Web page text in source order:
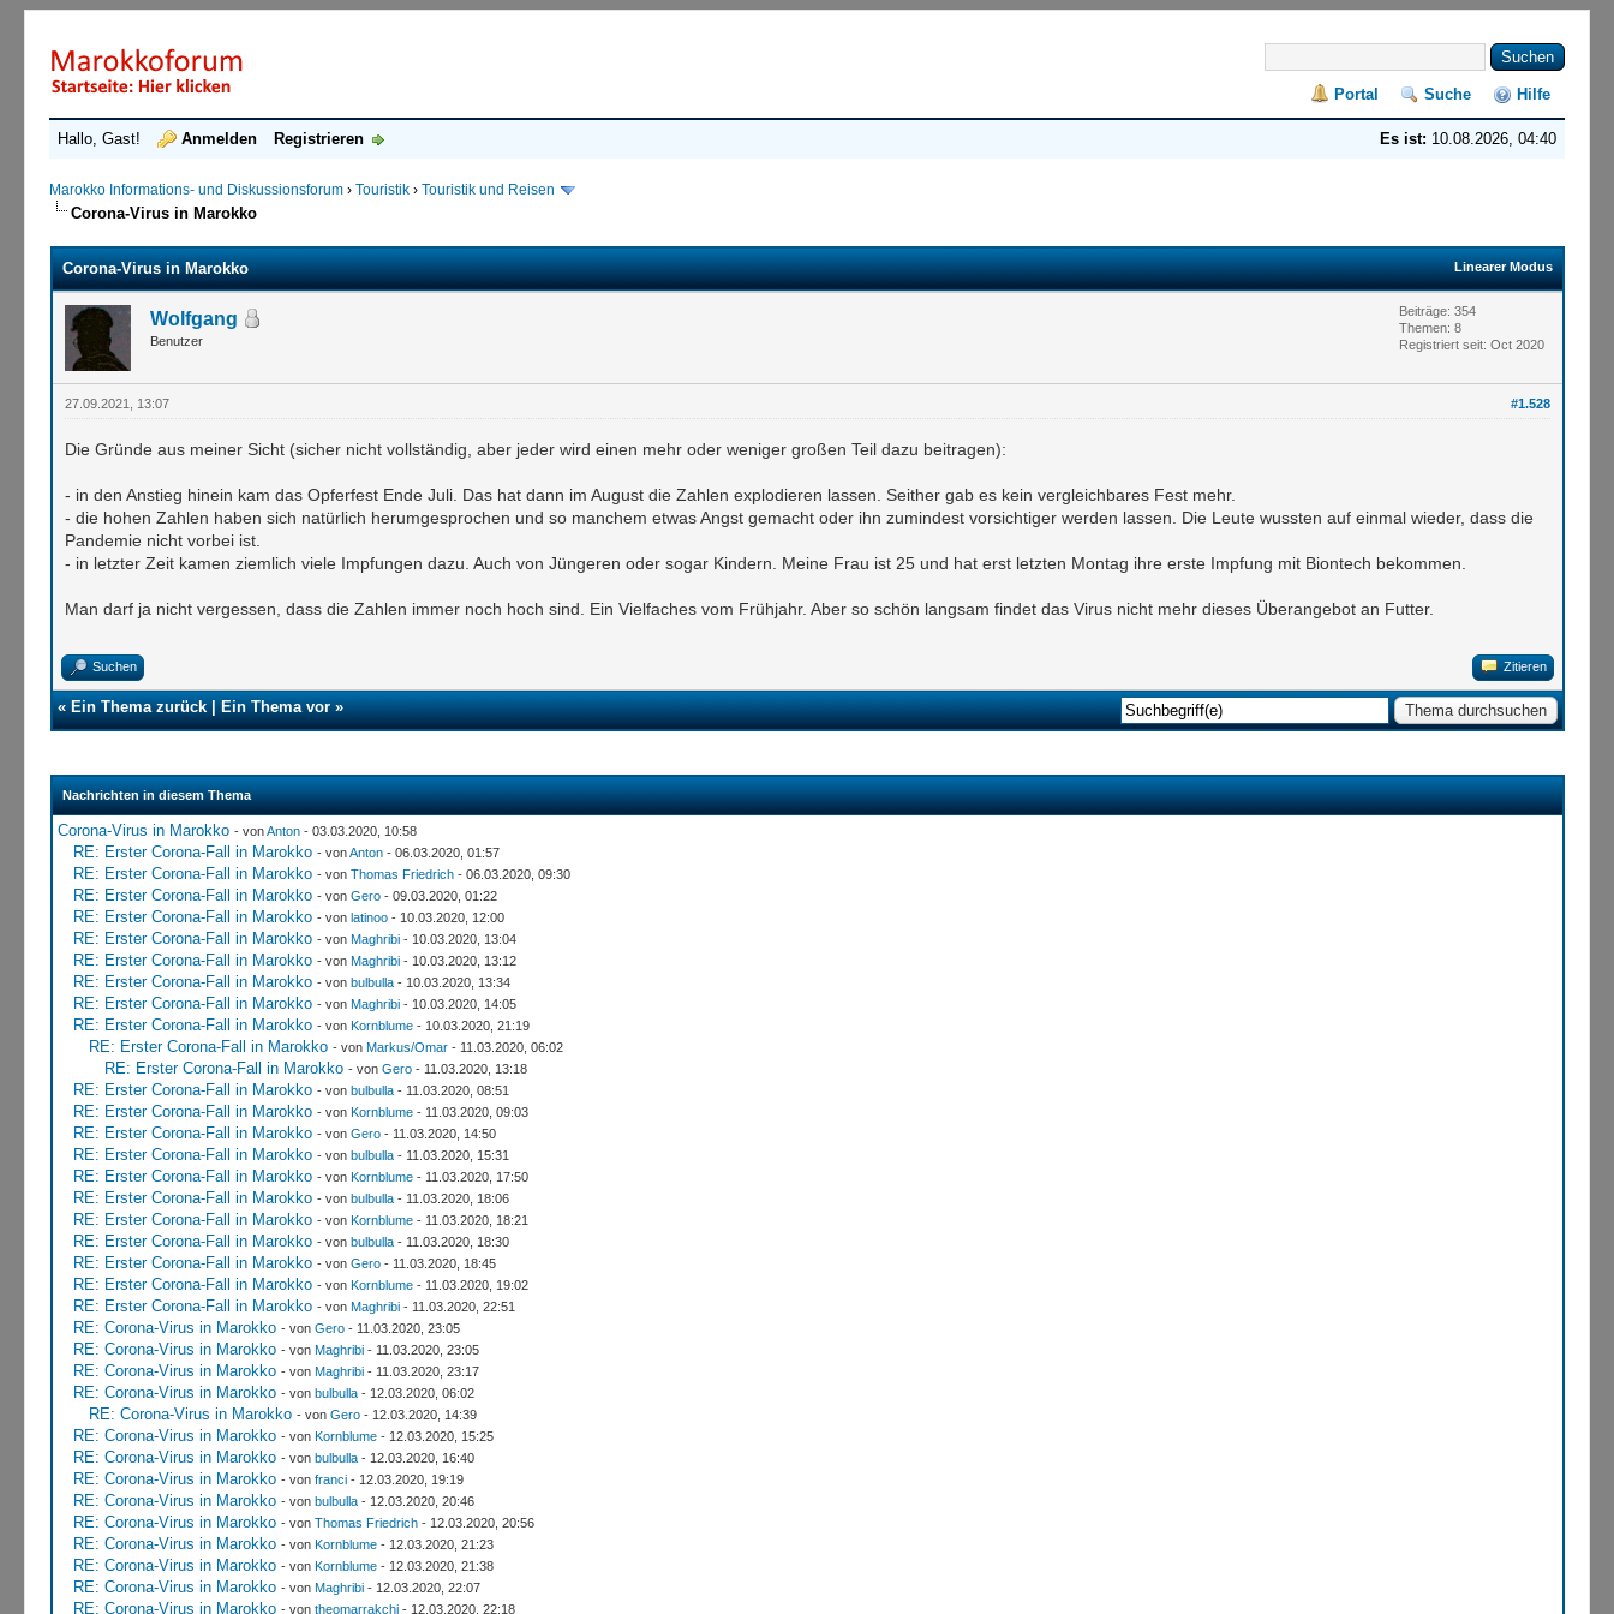
Portal Suche Hilfe
Es ist: 10.08.2026, 04:40
Hallo, Gast! Anmelden Registrieren
Marokko Informations- und Diskussionsforum ›Touristik ›Touristik und Reisen
Corona-Virus in Marokko
Linearer Modus
Corona-Virus in Marokko
Wolfgang
Benutzer
Beiträge: 354
Themen: 8
Registriert seit: Oct 2020
#1.528
27.09.2021, 13:07
Die Gründe aus meiner Sicht (sicher nicht vollständig, aber jeder wird einen mehr oder weniger großen Teil dazu beitragen):
- in den Anstieg hinein kam das Opferfest Ende Juli. Das hat dann im August die Zahlen explodieren lassen. Seither gab es kein vergleichbares Fest mehr.
- die hohen Zahlen haben sich natürlich herumgesprochen und so manchem etwas Angst gemacht oder ihn zumindest vorsichtiger werden lassen. Die Leute wussten auf einmal wieder, dass die
Pandemie nicht vorbei ist.
- in letzter Zeit kamen ziemlich viele Impfungen dazu. Auch von Jüngeren oder sogar Kindern. Meine Frau ist 25 und hat erst letzten Montag ihre erste Impfung mit Biontech bekommen.
Man darf ja nicht vergessen, dass die Zahlen immer noch hoch sind. Ein Vielfaches vom Frühjahr. Aber so schön langsam findet das Virus nicht mehr dieses Überangebot an Futter.
Suchen Zitieren
«Ein Thema zurück|Ein Thema vor»
Nachrichten in diesem Thema
Corona-Virus in Marokko - vonAnton- 03.03.2020, 10:58
RE: Erster Corona-Fall in Marokko - vonAnton- 06.03.2020, 01:57
RE: Erster Corona-Fall in Marokko - von Thomas Friedrich- 06.03.2020, 09:30
RE: Erster Corona-Fall in Marokko - von Gero- 09.03.2020, 01:22
RE: Erster Corona-Fall in Marokko - von latinoo- 10.03.2020, 12:00
RE: Erster Corona-Fall in Marokko - von Maghribi- 10.03.2020, 13:04
RE: Erster Corona-Fall in Marokko - von Maghribi- 10.03.2020, 13:12
RE: Erster Corona-Fall in Marokko - von bulbulla- 10.03.2020, 13:34
RE: Erster Corona-Fall in Marokko - von Maghribi- 10.03.2020, 14:05
RE: Erster Corona-Fall in Marokko - von Kornblume- 10.03.2020, 21:19
RE: Erster Corona-Fall in Marokko - von Markus/Omar- 11.03.2020, 06:02
RE: Erster Corona-Fall in Marokko - von Gero- 11.03.2020, 13:18
RE: Erster Corona-Fall in Marokko - von bulbulla- 11.03.2020, 08:51
RE: Erster Corona-Fall in Marokko - von Kornblume- 11.03.2020, 09:03
RE: Erster Corona-Fall in Marokko - von Gero- 11.03.2020, 14:50
RE: Erster Corona-Fall in Marokko - von bulbulla- 11.03.2020, 15:31
RE: Erster Corona-Fall in Marokko - von Kornblume- 11.03.2020, 17:50
RE: Erster Corona-Fall in Marokko - von bulbulla- 11.03.2020, 18:06
RE: Erster Corona-Fall in Marokko - von Kornblume- 11.03.2020, 18:21
RE: Erster Corona-Fall in Marokko - von bulbulla- 11.03.2020, 18:30
RE: Erster Corona-Fall in Marokko - von Gero- 11.03.2020, 18:45
RE: Erster Corona-Fall in Marokko - von Kornblume- 11.03.2020, 19:02
RE: Erster Corona-Fall in Marokko - von Maghribi- 11.03.2020, 22:51
RE: Corona-Virus in Marokko - von Gero- 11.03.2020, 23:05
RE: Corona-Virus in Marokko - von Maghribi- 11.03.2020, 23:05
RE: Corona-Virus in Marokko - von Maghribi- 11.03.2020, 23:17
RE: Corona-Virus in Marokko - von bulbulla- 12.03.2020, 06:02
RE: Corona-Virus in Marokko - von Gero- 12.03.2020, 14:39
RE: Corona-Virus in Marokko - von Kornblume- 12.03.2020, 15:25
RE: Corona-Virus in Marokko - von bulbulla- 12.03.2020, 16:40
RE: Corona-Virus in Marokko - von franci- 12.03.2020, 19:19
RE: Corona-Virus in Marokko - von bulbulla- 12.03.2020, 20:46
RE: Corona-Virus in Marokko - von Thomas Friedrich- 12.03.2020, 20:56
RE: Corona-Virus in Marokko - von Kornblume- 12.03.2020, 21:23
RE: Corona-Virus in Marokko - von Kornblume- 12.03.2020, 21:38
RE: Corona-Virus in Marokko - von Maghribi- 12.03.2020, 22:07
RE: Corona-Virus in Marokko - von theomarrakchi- 12.03.2020, 22:18